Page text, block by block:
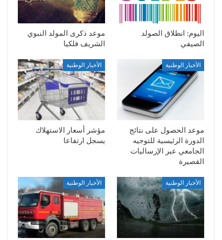
اليوم: انطلاق الصولد
الصيفي
موعد ذكرى المولد النبوي
الشريف فلكيا
الأخبار الوطنية
موعد الحصول على نتائج
الدورة الرئيسية للتوجيه
الجامعي عبر الإرساليات
القصيرة
الأخبار الوطنية
مؤشر أسعار الاستهلاك
يسجل ارتفاعا
الأخبار الوطنية الأخبار الوطنية